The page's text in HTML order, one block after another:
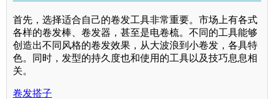
首先，选择适合自己的卷发工具非常重要。市场上有各式
各样的卷发棒、卷发器，甚至是电卷梳。不同的工具能够
创造出不同风格的卷发效果，从大波浪到小卷发，各具特
色。同时，发型的持久度也和使用的工具以及技巧息息相
关。
卷发搭子